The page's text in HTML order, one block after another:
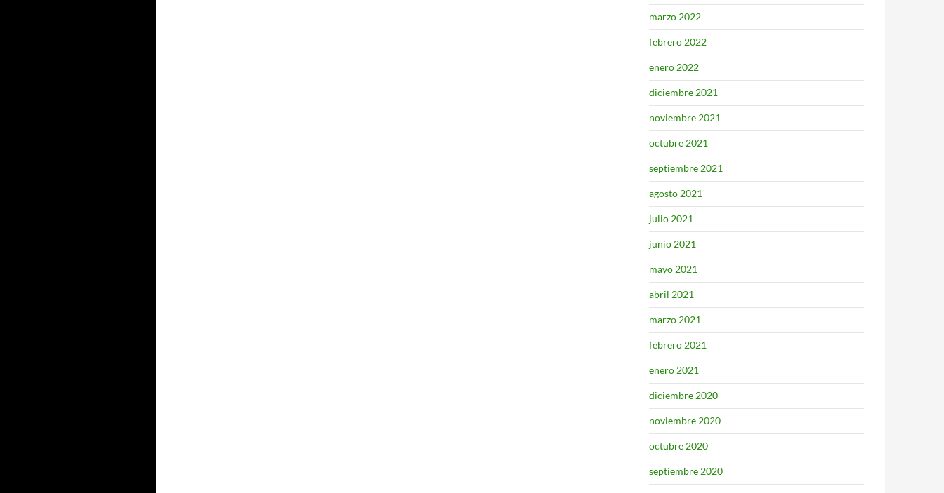
marzo 2022
febrero 2022
enero 2022
diciembre 2021
noviembre 2021
octubre 2021
septiembre 2021
agosto 2021
julio 2021
junio 2021
mayo 2021
abril 2021
marzo 2021
febrero 2021
enero 2021
diciembre 2020
noviembre 2020
octubre 2020
septiembre 2020